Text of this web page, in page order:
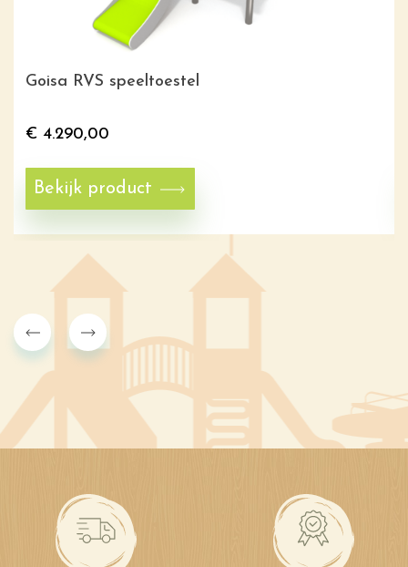
Goisa RVS speeltoestel
€ 4.290,00
Bekijk product